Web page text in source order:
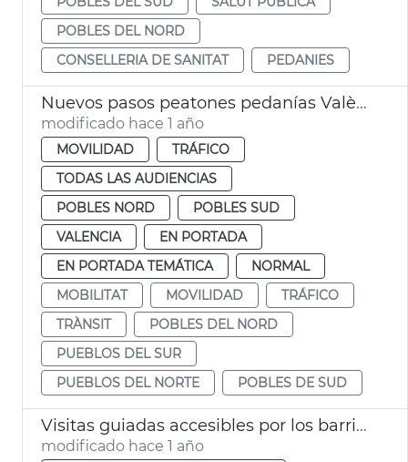
POBLES DEL NORD
CONSELLERIA DE SANITAT
PEDANIES
Nuevos pasos peatones pedanías València
modificado hace 1 año
MOVILIDAD
TRÁFICO
TODAS LAS AUDIENCIAS
POBLES NORD
POBLES SUD
VALENCIA
EN PORTADA
EN PORTADA TEMÁTICA
NORMAL
MOBILITAT
MOVILIDAD
TRÁFICO
TRÀNSIT
POBLES DEL NORD
PUEBLOS DEL SUR
PUEBLOS DEL NORTE
POBLES DE SUD
Visitas guiadas accesibles por los barrios de la ciudad
modificado hace 1 año